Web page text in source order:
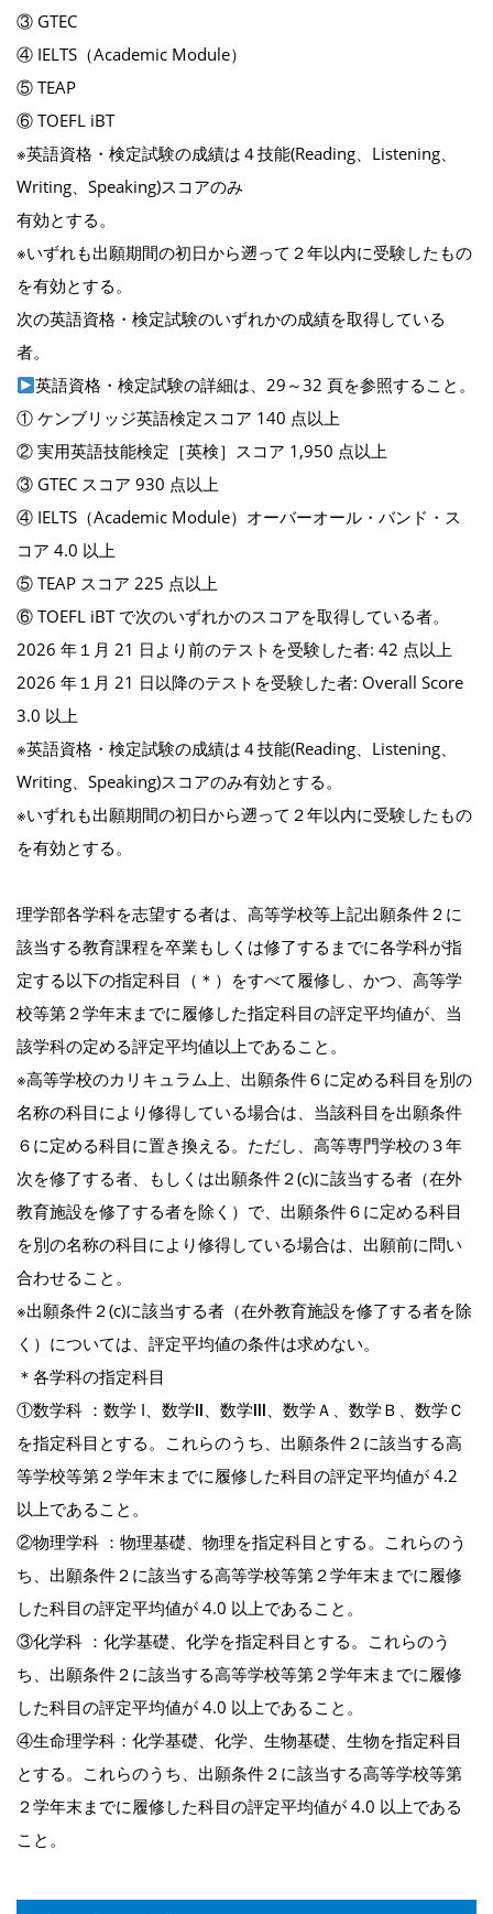
③ GTEC
④ IELTS（Academic Module）
⑤ TEAP
⑥ TOEFL iBT
※英語資格・検定試験の成績は４技能(Reading、Listening、
Writing、Speaking)スコアのみ
有効とする。
※いずれも出願期間の初日から遡って２年以内に受験したもの
を有効とする。
次の英語資格・検定試験のいずれかの成績を取得している
者。
英語資格・検定試験の詳細は、29～32 頁を参照すること。
① ケンブリッジ英語検定スコア 140 点以上
② 実用英語技能検定［英検］スコア 1,950 点以上
③ GTEC スコア 930 点以上
④ IELTS（Academic Module）オーバーオール・バンド・ス
コア 4.0 以上
⑤ TEAP スコア 225 点以上
⑥ TOEFL iBT で次のいずれかのスコアを取得している者。
2026 年１月 21 日より前のテストを受験した者: 42 点以上
2026 年１月 21 日以降のテストを受験した者: Overall Score
3.0 以上
※英語資格・検定試験の成績は４技能(Reading、Listening、
Writing、Speaking)スコアのみ有効とする。
※いずれも出願期間の初日から遡って２年以内に受験したもの
を有効とする。
理学部各学科を志望する者は、高等学校等上記出願条件２に
該当する教育課程を卒業もしくは修了するまでに各学科が指
定する以下の指定科目（＊）をすべて履修し、かつ、高等学
校等第２学年末までに履修した指定科目の評定平均値が、当
該学科の定める評定平均値以上であること。
※高等学校のカリキュラム上、出願条件６に定める科目を別の
名称の科目により修得している場合は、当該科目を出願条件
６に定める科目に置き換える。ただし、高等専門学校の３年
次を修了する者、もしくは出願条件２(c)に該当する者（在外
教育施設を修了する者を除く）で、出願条件６に定める科目
を別の名称の科目により修得している場合は、出願前に問い
合わせること。
※出願条件２(c)に該当する者（在外教育施設を修了する者を除
く）については、評定平均値の条件は求めない。
＊各学科の指定科目
①数学科 ：数学 I、数学Ⅱ、数学Ⅲ、数学Ａ、数学Ｂ、数学Ｃ
を指定科目とする。これらのうち、出願条件２に該当する高
等学校等第２学年末までに履修した科目の評定平均値が 4.2
以上であること。
②物理学科 ：物理基礎、物理を指定科目とする。これらのう
ち、出願条件２に該当する高等学校等第２学年末までに履修
した科目の評定平均値が 4.0 以上であること。
③化学科 ：化学基礎、化学を指定科目とする。これらのう
ち、出願条件２に該当する高等学校等第２学年末までに履修
した科目の評定平均値が 4.0 以上であること。
④生命理学科：化学基礎、化学、生物基礎、生物を指定科目
とする。これらのうち、出願条件２に該当する高等学校等第
２学年末までに履修した科目の評定平均値が 4.0 以上である
こと。